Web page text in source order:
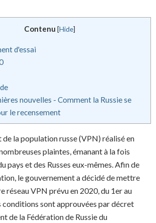
Contenu [Hide]
d'essai
nouvelles - Comment la Russie se
le recensement
de la population russe (VPN) réalisé en
plaintes, émanant à la fois
pays et des Russes eux-mêmes. Afin de
le gouvernement a décidé de mettre
réseau VPN prévu en 2020, du 1er au
conditions sont approuvées par décret
de la Fédération de Russie du